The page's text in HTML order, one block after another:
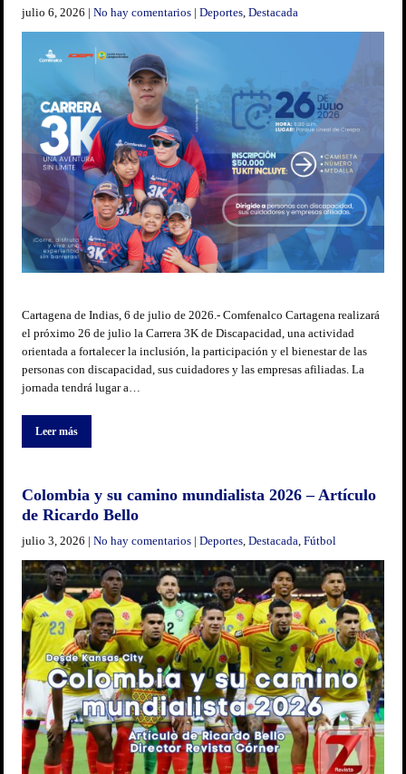
julio 6, 2026 |No hay comentarios |Deportes ,Destacada
Cartagena de Indias, 6 de julio de 2026.- Comfenalco Cartagena realizará
el próximo 26 de julio la Carrera 3K de Discapacidad, una actividad
orientada a fortalecer la inclusión, la participación y el bienestar de las
personas con discapacidad, sus cuidadores y las empresas afiliadas. La
jornada tendrá lugar a…
Leer más
Colombia y su camino mundialista 2026 – Artículo
de Ricardo Bello
julio 3, 2026 |No hay comentarios |Deportes ,Destacada ,Fútbol